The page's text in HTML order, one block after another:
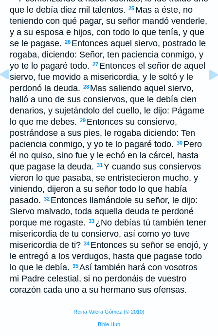
que le debía diez mil talentos. 25 Mas a éste, no
teniendo con qué pagar, su señor mandó venderle,
y a su esposa e hijos, con todo lo que tenía, y que
se le pagase. 26 Entonces aquel siervo, postrado le
rogaba, diciendo: Señor, ten paciencia conmigo, y
yo te lo pagaré todo. 27 Entonces el señor de aquel
siervo, fue movido a misericordia, y le soltó y le
perdonó la deuda. 28 Mas saliendo aquel siervo,
halló a uno de sus consiervos, que le debía cien
denarios, y sujetándolo del cuello, le dijo: Págame
lo que me debes. 29 Entonces su consiervo,
postrándose a sus pies, le rogaba diciendo: Ten
paciencia conmigo, y yo te lo pagaré todo. 30 Pero
él no quiso, sino fue y le echó en la cárcel, hasta
que pagase la deuda. 31Y cuando sus consiervos
vieron lo que pasaba, se entristecieron mucho, y
viniendo, dijeron a su señor todo lo que había
pasado. 32 Entonces llamándole su señor, le dijo:
Siervo malvado, toda aquella deuda te perdoné
porque me rogaste. 33 ¿No debías tú también tener
misericordia de tu consiervo, así como yo tuve
misericordia de ti? 34 Entonces su señor se enojó, y
le entregó a los verdugos, hasta que pagase todo
lo que le debía. 35Así también hará con vosotros
mi Padre celestial, si no perdonáis de vuestro
corazón cada uno a su hermano sus ofensas.
Reina Valera Gómez (© 2010)
Bible Hub